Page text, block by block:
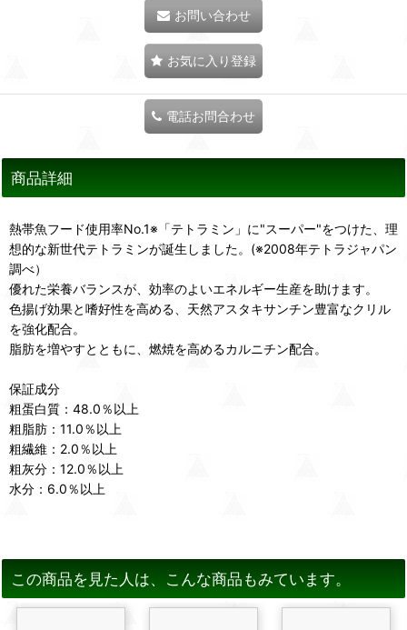
お問い合わせ
お気に入り登録
電話お問合わせ
商品詳細
熱帯魚フード使用率No.1※「テトラミン」に"スーパー"をつけた、理
想的な新世代テトラミンが誕生しました。(※2008年テトラジャパン
調べ）
優れた栄養バランスが、効率のよいエネルギー生産を助けます。
色揚げ効果と嗜好性を高める、天然アスタキサンチン豊富なクリル
を強化配合。
脂肪を増やすとともに、燃焼を高めるカルニチン配合。
保証成分
粗蛋白質：48.0％以上
粗脂肪：11.0％以上
粗繊維：2.0％以上
粗灰分：12.0％以上
水分：6.0％以上
この商品を見た人は、こんな商品もみています。